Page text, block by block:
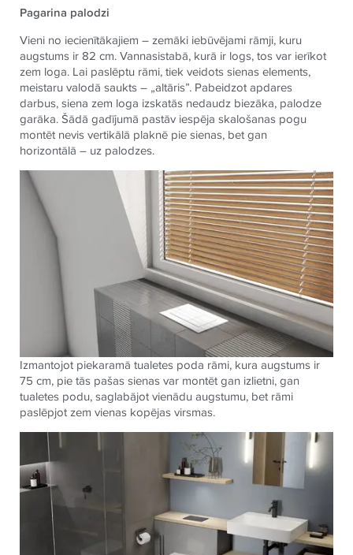
Pagarina palodzi
Vieni no iecienītākajiem – zemāki iebūvējami rāmji, kuru
augstums ir 82 cm. Vannasistabā, kurā ir logs, tos var ierīkot
zem loga. Lai paslēptu rāmi, tiek veidots sienas elements,
meistaru valodā saukts – „altāris”. Pabeidzot apdares
darbus, siena zem loga izskatās nedaudz biezāka, palodze
garāka. Šādā gadījumā pastāv iespēja skalošanas pogu
montēt nevis vertikālā plaknē pie sienas, bet gan
horizontālā – uz palodzes.
Izmantojot piekaramā tualetes poda rāmi, kura augstums ir
75 cm, pie tās pašas sienas var montēt gan izlietni, gan
tualetes podu, saglabājot vienādu augstumu, bet rāmi
paslēpjot zem vienas kopējas virsmas.